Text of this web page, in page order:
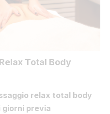
Total Body
relax total body
giorni previa